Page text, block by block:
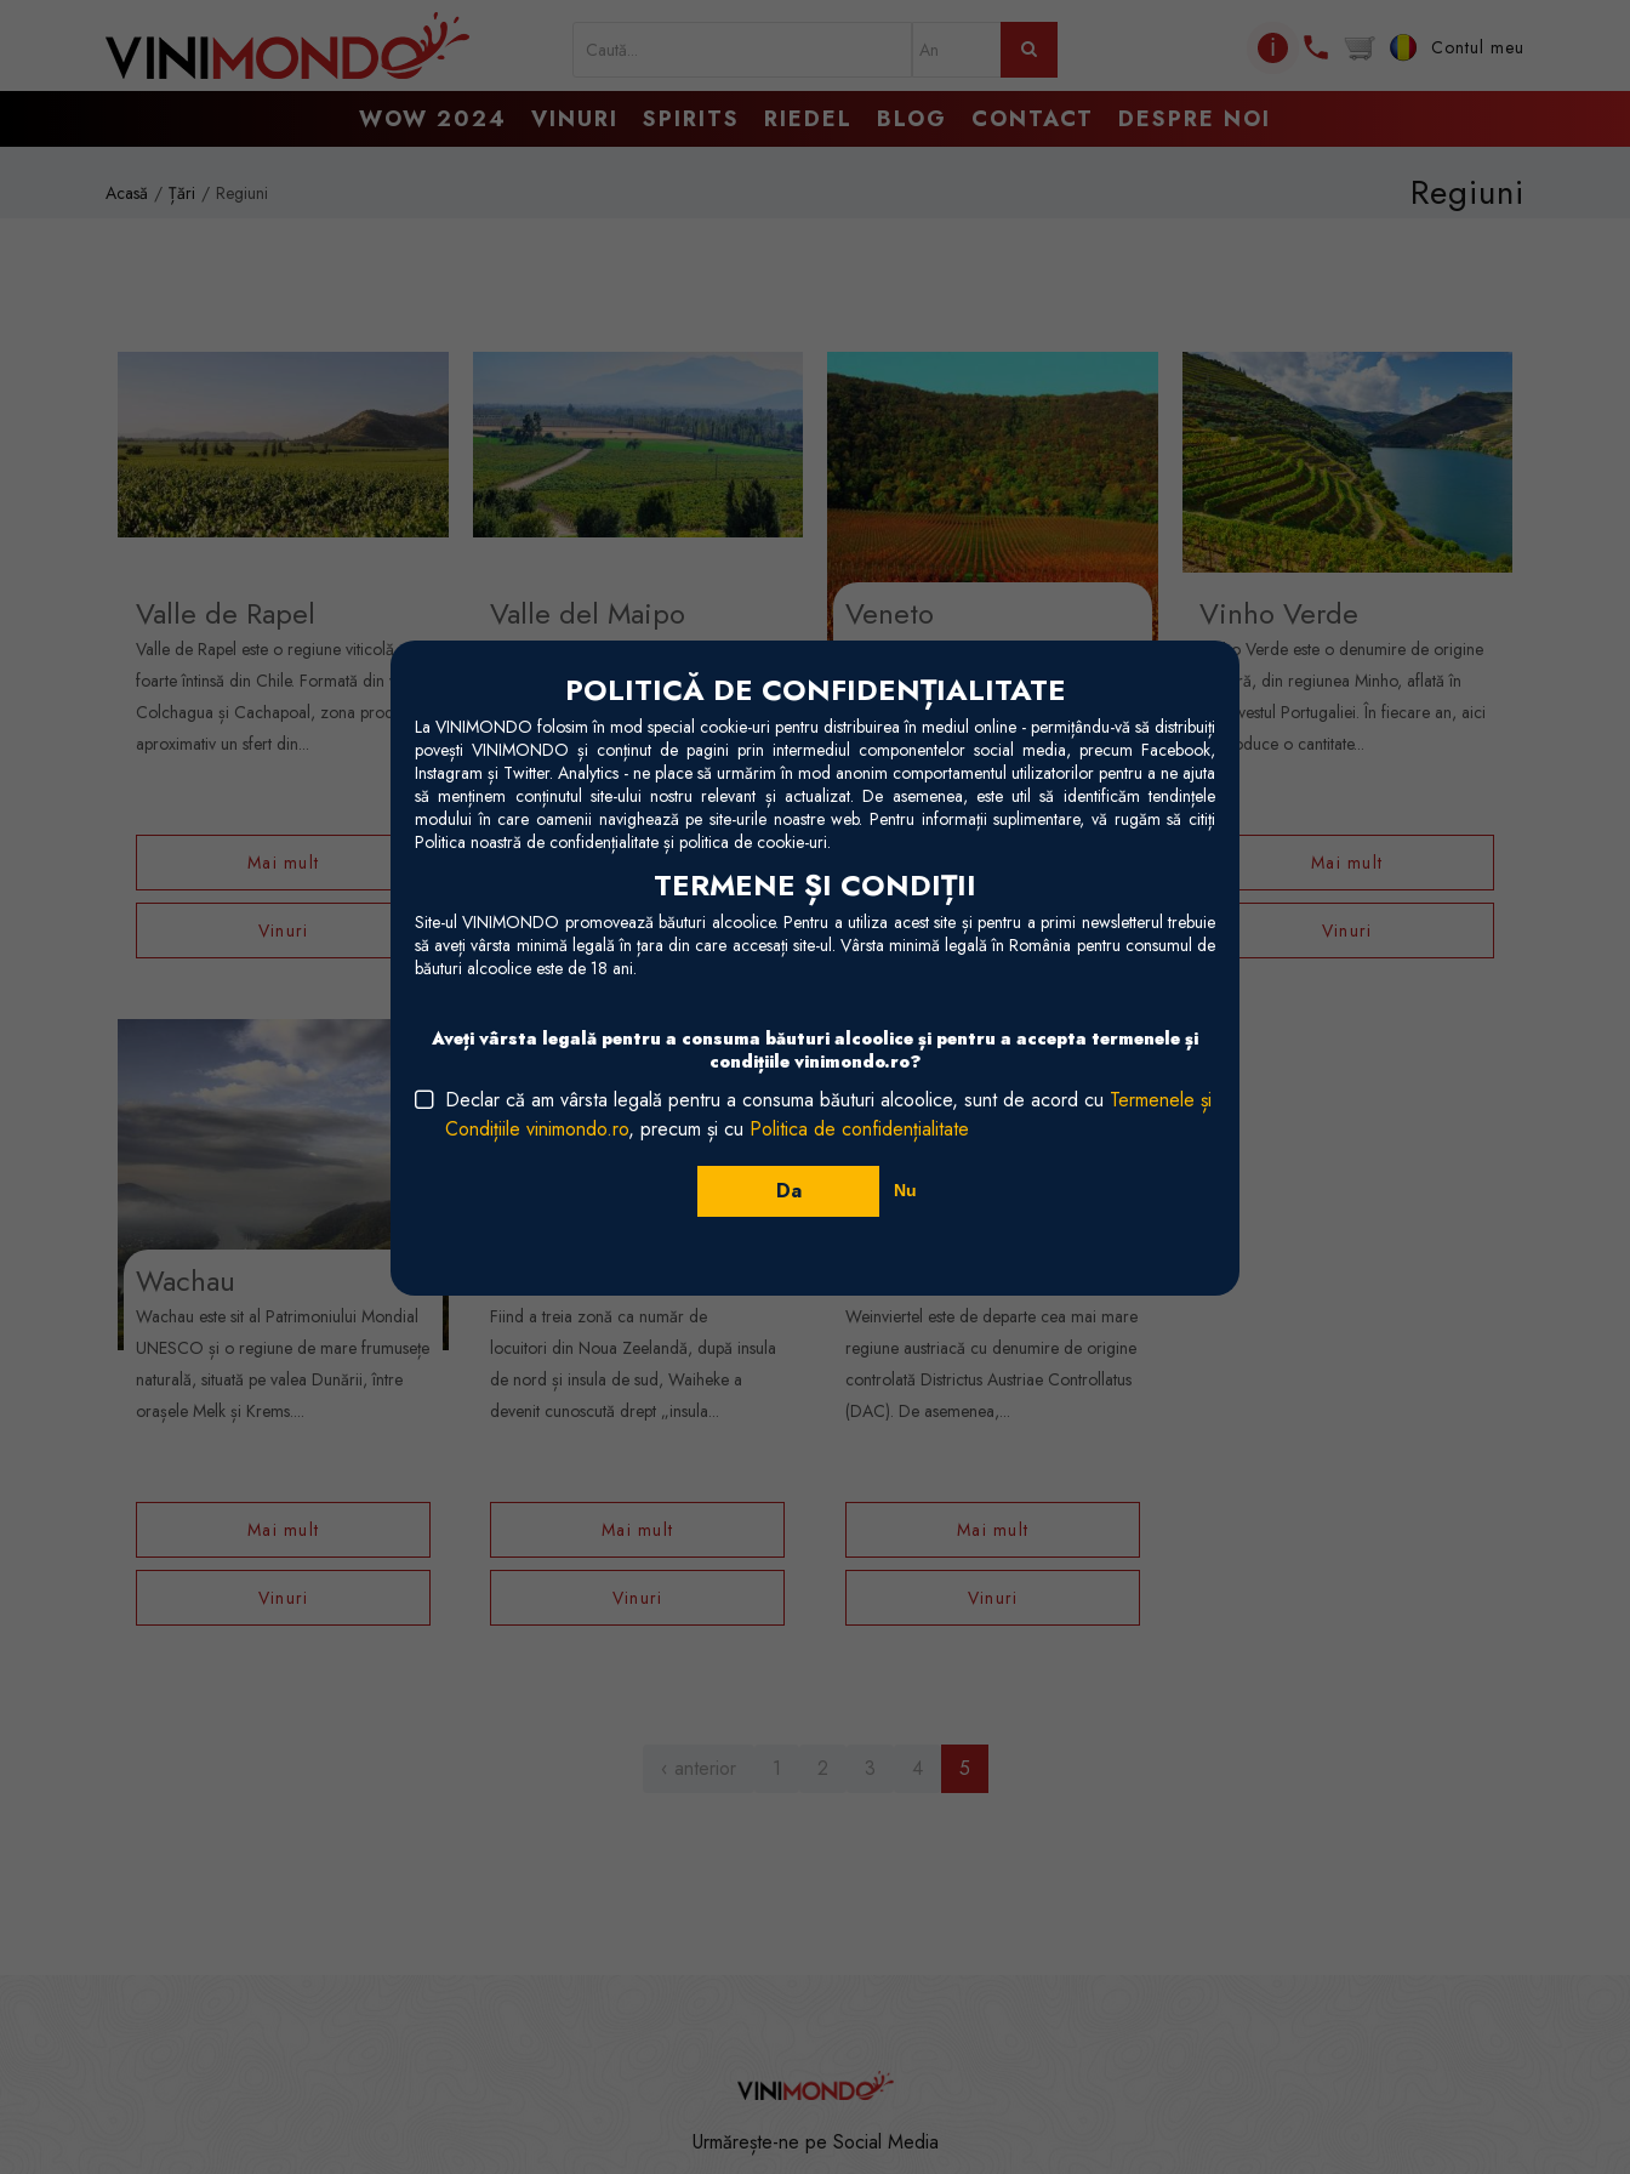
POLITICĂ DE CONFIDENȚIALITATE
La VINIMONDO folosim în mod special cookie-uri pentru distribuirea în mediul online - permițându-vă să distribuiți
povești VINIMONDO și conținut de pagini prin intermediul componentelor social media, precum Facebook,
Instagram și Twitter. Analytics - ne place să urmărim în mod anonim comportamentul utilizatorilor pentru a ne ajuta
să menținem conținutul site-ului nostru relevant și actualizat. De asemenea, este util să identificăm tendințele
modului în care oamenii navighează pe site-urile noastre web. Pentru informații suplimentare, vă rugăm să citiți
Politica noastră de confidențialitate și politica de cookie-uri.
TERMENE ȘI CONDIȚII
Site-ul VINIMONDO promovează băuturi alcoolice. Pentru a utiliza acest site și pentru a primi newsletterul trebuie
să aveți vârsta minimă legală în țara din care accesați site-ul. Vârsta minimă legală în România pentru consumul de
băuturi alcoolice este de 18 ani.
Aveți vârsta legală pentru a consuma băuturi alcoolice și pentru a accepta termenele și
condițiile vinimondo.ro?
Declar că am vârsta legală pentru a consuma băuturi alcoolice, sunt de acord cu Termenele și
Condițiile vinimondo.ro, precum și cu Politica de confidențialitate
Da Nu
ℹ Contul meu
WOW 2024 VINURI SPIRITS RIEDEL BLOG CONTACT DESPRE NOI
Acasă Țări Regiuni Regiuni
Valle de Rapel
Valle de Rapel este o regiune viticolă
foarte întinsă din Chile. Formată din văile
Colchagua și Cachapoal, zona produce
aproximativ un sfert din...
Mai mult
Vinuri
Valle del Maipo
importante regiuni producătoare de vin
din Chile. Cabernet Sauvignon cu gusttul
său bogat de fructe este...
Vinuri
Veneto
cea mai mare cantitate de vin în Italia și,
de asemenea, cea mai mare zonă DOC.
De aici se exportă două...
Vinuri
Vinho Verde
Vinho Verde este o denumire de origine
celebră, din regiunea Minho, aflată în
nord-vestul Portugaliei. În fiecare an, aici
se produce o cantitate...
Mai mult
Vinuri
Wachau
Wachau este sit al Patrimoniului Mondial
UNESCO și o regiune de mare frumusețe
naturală, situată pe valea Dunării, între
orașele Melk și Krems....
Mai mult
Vinuri
Fiind a treia zonă ca număr de
locuitori din Noua Zeelandă, după insula
de nord și insula de sud, Waiheke a
devenit cunoscută drept „insula...
Mai mult
Vinuri
Weinviertel este de departe cea mai mare
regiune austriacă cu denumire de origine
controlată Districtus Austriae Controllatus
(DAC). De asemenea,...
Mai mult
Vinuri
‹ anterior 1 2 3 4 5
Urmărește-ne pe Social Media